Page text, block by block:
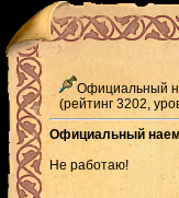
Официальный
(рейтинг 3202,
Официальный
Не работаю!